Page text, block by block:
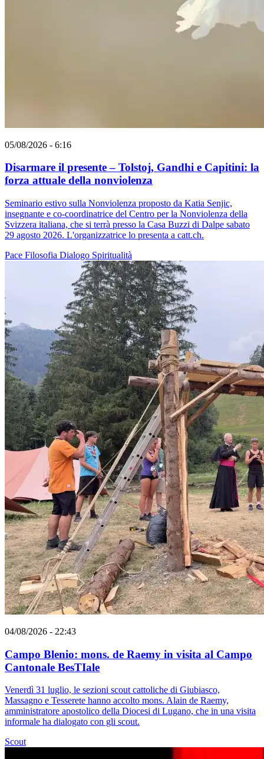
05/08/2026 - 6:16
Disarmare il presente – Tolstoj, Gandhi e Capitini: la
forza attuale della nonviolenza
Seminario estivo sulla Nonviolenza proposto da Katia Senjic,
insegnante e co-coordinatrice del Centro per la Nonviolenza della
Svizzera italiana, che si terrà presso la Casa Buzzi di Dalpe sabato
29 agosto 2026. L'organizzatrice lo presenta a catt.ch.
Pace Filosofia Dialogo Spiritualità
04/08/2026 - 22:43
Campo Blenio: mons. de Raemy in visita al Campo
Cantonale BesTIale
Venerdì 31 luglio, le sezioni scout cattoliche di Giubiasco,
Massagno e Tesserete hanno accolto mons. Alain de Raemy,
amministratore apostolico della Diocesi di Lugano, che in una visita
informale ha dialogato con gli scout.
Scout